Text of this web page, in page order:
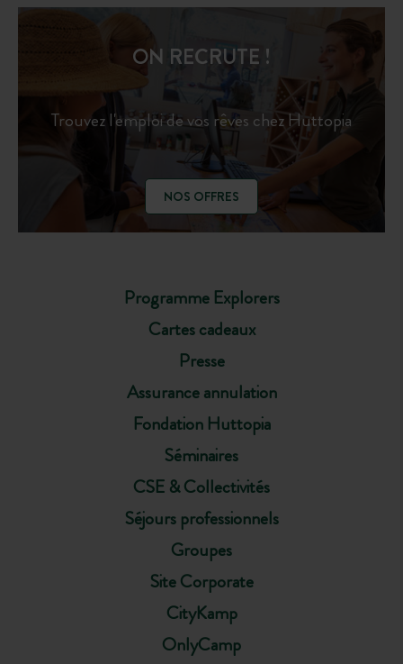
Programme Explorers
Cartes cadeaux
Presse
Assurance annulation
Fondation Huttopia
Séminaires
CSE & Collectivités
Séjours professionnels
Groupes
Site Corporate
CityKamp
OnlyCamp
ON RECRUTE !
Trouvez l'emploi de vos rêves chez Huttopia
NOS OFFRES